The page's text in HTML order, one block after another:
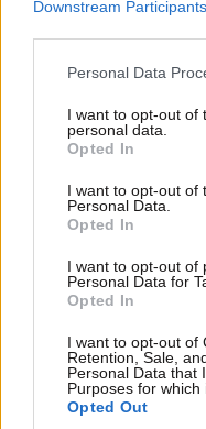
Downstream Participants
Please note that this
not limited to your visit
grant or deny consent
use your data for below
consent section.
Personal Data
I want to opt-out of
personal data.
Opted In
I want to opt-out of
Personal Data.
Opted In
I want to opt-out of
Personal Data for
Opted In
I want to opt-out of
Retention, Sale,
Personal Data that
Purposes for which
Opted Out
Ξεσπά ο Χρήστος
αχαριστία των